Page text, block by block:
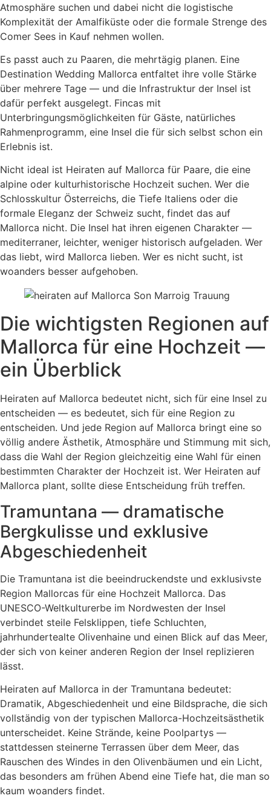
Atmosphäre suchen und dabei nicht die logistische
Komplexität der Amalfiküste oder die formale Strenge des
Comer Sees in Kauf nehmen wollen.
Es passt auch zu Paaren, die mehrtägig planen. Eine
Destination Wedding Mallorca entfaltet ihre volle Stärke
über mehrere Tage — und die Infrastruktur der Insel ist
dafür perfekt ausgelegt. Fincas mit
Unterbringungsmöglichkeiten für Gäste, natürliches
Rahmenprogramm, eine Insel die für sich selbst schon ein
Erlebnis ist.
Nicht ideal ist Heiraten auf Mallorca für Paare, die eine
alpine oder kulturhistorische Hochzeit suchen. Wer die
Schlosskultur Österreichs, die Tiefe Italiens oder die
formale Eleganz der Schweiz sucht, findet das auf
Mallorca nicht. Die Insel hat ihren eigenen Charakter —
mediterraner, leichter, weniger historisch aufgeladen. Wer
das liebt, wird Mallorca lieben. Wer es nicht sucht, ist
woanders besser aufgehoben.
Die wichtigsten Regionen auf
Mallorca für eine Hochzeit —
ein Überblick
Heiraten auf Mallorca bedeutet nicht, sich für eine Insel zu
entscheiden — es bedeutet, sich für eine Region zu
entscheiden. Und jede Region auf Mallorca bringt eine so
völlig andere Ästhetik, Atmosphäre und Stimmung mit sich,
dass die Wahl der Region gleichzeitig eine Wahl für einen
bestimmten Charakter der Hochzeit ist. Wer Heiraten auf
Mallorca plant, sollte diese Entscheidung früh treffen.
Tramuntana — dramatische
Bergkulisse und exklusive
Abgeschiedenheit
Die Tramuntana ist die beeindruckendste und exklusivste
Region Mallorcas für eine Hochzeit Mallorca. Das
UNESCO-Weltkulturerbe im Nordwesten der Insel
verbindet steile Felsklippen, tiefe Schluchten,
jahrhundertealte Olivenhaine und einen Blick auf das Meer,
der sich von keiner anderen Region der Insel replizieren
lässt.
Heiraten auf Mallorca in der Tramuntana bedeutet:
Dramatik, Abgeschiedenheit und eine Bildsprache, die sich
vollständig von der typischen Mallorca-Hochzeitsästhetik
unterscheidet. Keine Strände, keine Poolpartys —
stattdessen steinerne Terrassen über dem Meer, das
Rauschen des Windes in den Olivenbäumen und ein Licht,
das besonders am frühen Abend eine Tiefe hat, die man so
kaum woanders findet.